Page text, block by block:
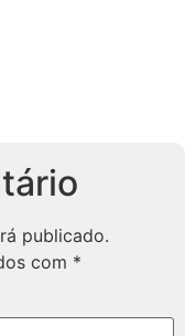
publicado.
com *